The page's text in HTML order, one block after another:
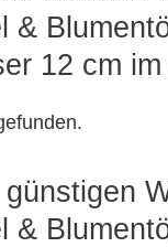
&
12 cm
&